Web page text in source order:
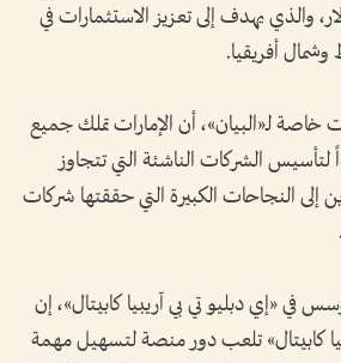
والذي يهدف إلى تعزيز الاستثمارات في
أفريقيا.
خاصة لـ«البيان»، أن الإمارات تملك جميع
لتأسيس الشركات الناشئة التي تتجاوز
إلى النجاحات الكبيرة التي حققتها شركات
في «إي دبليو تي بي آريبيا كابيتال»، إن
كابيتال» تلعب دور منصة لتسهيل مهمة